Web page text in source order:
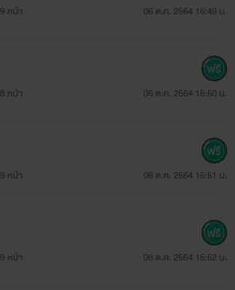
9 หน้า 06 ต.ค. 2564 15:49 น.
8 หน้า 06 ต.ค. 2564 15:50 น.
9 หน้า 06 ต.ค. 2564 15:51 น.
9 หน้า 06 ต.ค. 2564 15:52 น.